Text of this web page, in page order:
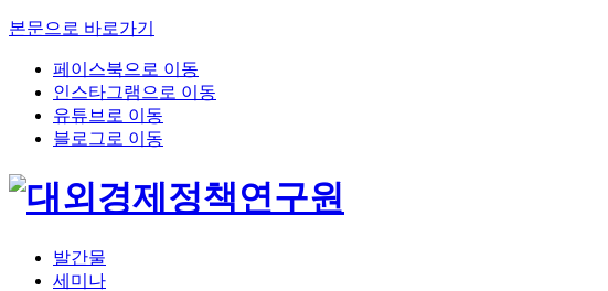
본문으로 바로가기
페이스북으로 이동
인스타그램으로 이동
유튜브로 이동
블로그로 이동
발간물
세미나